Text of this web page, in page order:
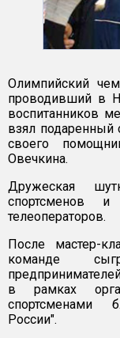
Олимпийский
проводивший в
воспитанников
взял подаренный
своего
Овечкина.
Дружеская
спортсменов
телеоператоров.
После мастер-
команде
в рамках
спортсменами
России".